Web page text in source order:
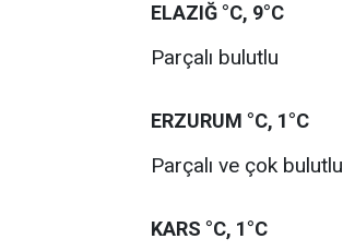
ELAZIĞ °C, 9°C
Parçalı bulutlu
ERZURUM °C, 1°C
Parçalı ve çok bulutlu
KARS °C, 1°C